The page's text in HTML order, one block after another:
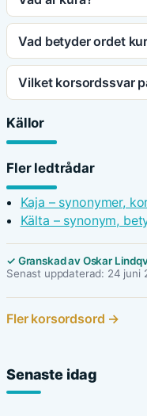
Vad betyder ordet
Vilket korsordssvar
Källor
Fler ledtrådar
Kaja – synonymer,
Kälta – synonym,
✓ Granskad av Oskar
Senast uppdaterad: 24 juni
Fler korsordsord →
Senaste idag